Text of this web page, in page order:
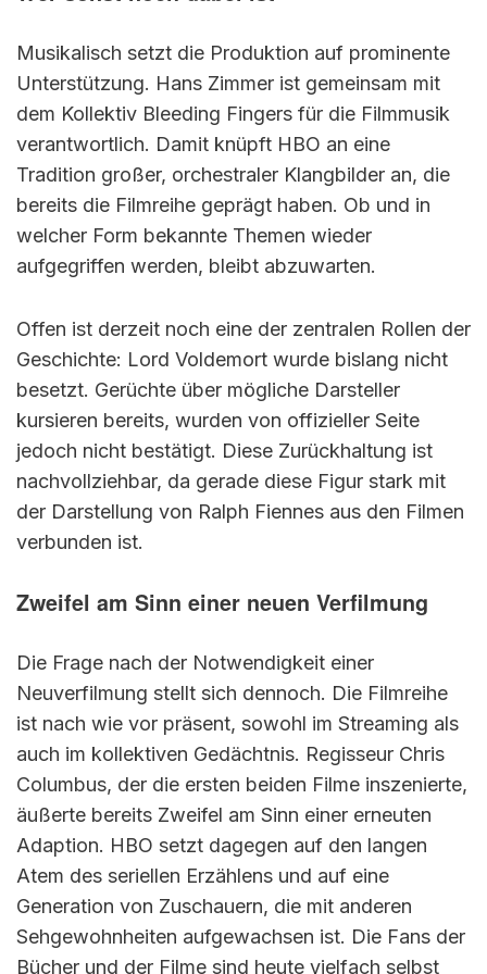
Musikalisch setzt die Produktion auf prominente
Unterstützung. Hans Zimmer ist gemeinsam mit
dem Kollektiv Bleeding Fingers für die Filmmusik
verantwortlich. Damit knüpft HBO an eine
Tradition großer, orchestraler Klangbilder an, die
bereits die Filmreihe geprägt haben. Ob und in
welcher Form bekannte Themen wieder
aufgegriffen werden, bleibt abzuwarten.
Offen ist derzeit noch eine der zentralen Rollen der
Geschichte: Lord Voldemort wurde bislang nicht
besetzt. Gerüchte über mögliche Darsteller
kursieren bereits, wurden von offizieller Seite
jedoch nicht bestätigt. Diese Zurückhaltung ist
nachvollziehbar, da gerade diese Figur stark mit
der Darstellung von Ralph Fiennes aus den Filmen
verbunden ist.
Zweifel am Sinn einer neuen Verfilmung
Die Frage nach der Notwendigkeit einer
Neuverfilmung stellt sich dennoch. Die Filmreihe
ist nach wie vor präsent, sowohl im Streaming als
auch im kollektiven Gedächtnis. Regisseur Chris
Columbus, der die ersten beiden Filme inszenierte,
äußerte bereits Zweifel am Sinn einer erneuten
Adaption. HBO setzt dagegen auf den langen
Atem des seriellen Erzählens und auf eine
Generation von Zuschauern, die mit anderen
Sehgewohnheiten aufgewachsen ist. Die Fans der
Bücher und der Filme sind heute vielfach selbst